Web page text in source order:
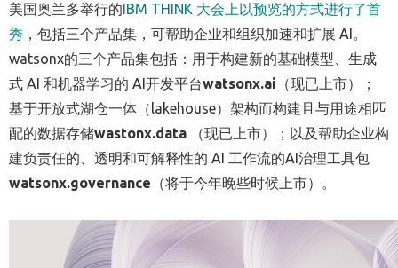
美国奥兰多举行的IBM THINK 大会上以预览的方式进行了首
秀 ，包括三个产品集，可帮助企业和组织加速和扩展 AI。
watsonx的三个产品集包括：用于构建新的基础模型、生成
式 AI 和机器学习的 AI开发平台watsonx.ai （现已上市）；
基于开放式湖仓一体（lakehouse）架构而构建且与用途相匹
配的数据存储wastonx.data （现已上市）；以及帮助企业构
建负责任的、透明和可解释性的 AI 工作流的AI治理工具包
watsonx.governance （将于今年晚些时候上市）。